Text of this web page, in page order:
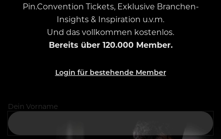
Pin.Convention Tickets, Exklusive Branchen-
Insights & Inspiration u.v.m.
Und das vollkommen kostenlos.
Bereits über 120.000 Member.
Login für bestehende Member
Dein Vorname